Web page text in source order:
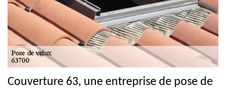
Couverture 63, une entreprise de pose de